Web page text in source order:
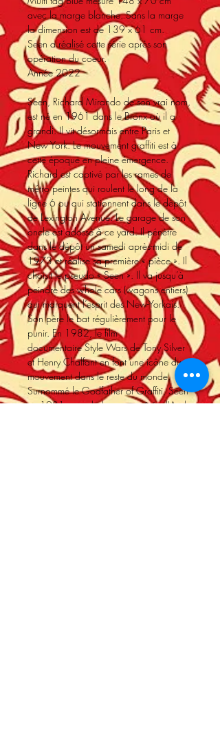
avec la marge blanche. Sans la marge
la dimension est de 139 x 61 cm.
Seen a réalisé cette série après son
opération du coeur.
Année 2022
Seen, Richard Mirando de son vrai nom,
est né en 1961 dans le Bronx où il a
grandi. Il vit désormais entre Paris et
New York. Le mouvement graffiti est à
cette époque en pleine émergence.
Richard est captivé par les rames de
métro peintes qui roulent le long de la
ligne 6 ou qui stationnent dans le dépôt
de Lexington Avenue. Le garage de son
oncle est adossé à ce yard. Il pénètre
dans le dépôt un samedi après-midi de
1973 et réalise sa première « pièce ». Il
choisit le pseudo « Seen ». Il va jusqu’à
peindre des whole cars (wagons entiers)
qui marquent l’esprit des New-Yorkais.
Son père le bat régulièrement pour le
punir. En 1982, le film
documentaire Style Wars de Tony Silver
et Henry Chalfant en font une icône du
mouvement dans le reste du monde.
Surnommé le Godfather of Graffiti, Seen
en 1981, prend place aux côtés d'Andy